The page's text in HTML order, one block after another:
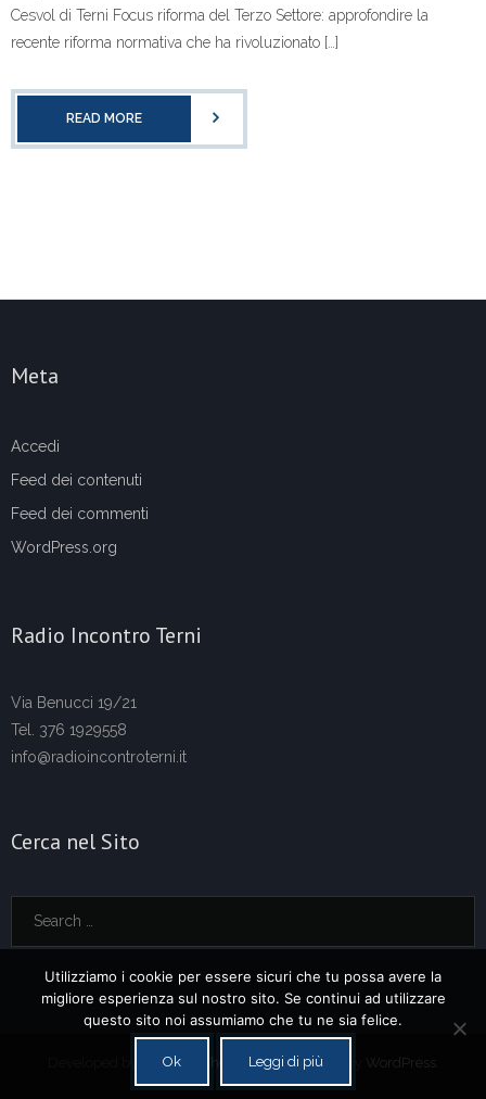
Cesvol di Terni Focus riforma del Terzo Settore: approfondire la
recente riforma normativa che ha rivoluzionato […]
READ MORE
Meta
Accedi
Feed dei contenuti
Feed dei commenti
WordPress.org
Radio Incontro Terni
Via Benucci 19/21
Tel. 376 1929558
info@radioincontroterni.it
Cerca nel Sito
Think Up Themes Ltd. Powered by WordPress
Utilizziamo i cookie per essere sicuri che tu possa avere la
migliore esperienza sul nostro sito. Se continui ad utilizzare
questo sito noi assumiamo che tu ne sia felice.
Ok Leggi di più